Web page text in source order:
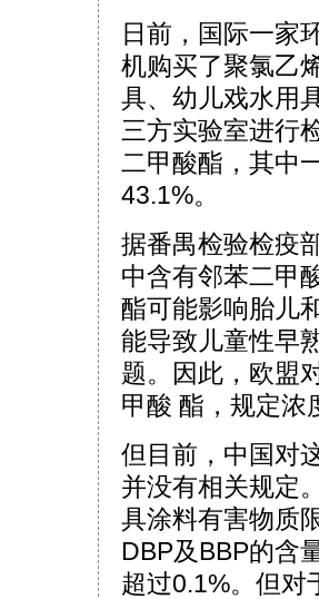
日前，国际一家
机购买了聚氯乙
具、幼儿戏水用
三方实验室进行
二甲酸酯，其中
43.1%。
据番禺检验检疫
中含有邻苯二甲
酯可能影响胎儿
能导致儿童性早
题。因此，欧盟
甲酸 酯，规定浓
但目前，中国对
并没有相关规定
具涂料有害物质
DBP及BBP的含
超过0.1%。但对